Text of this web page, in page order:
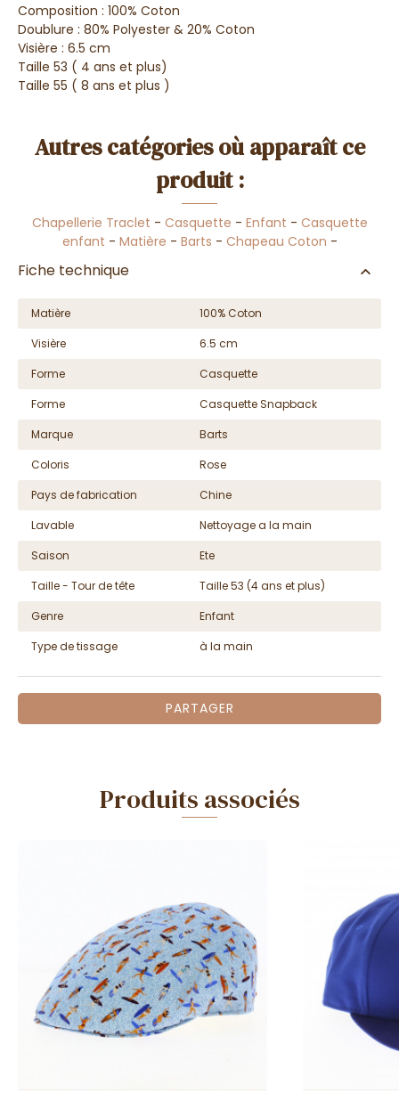
Composition : 100% Coton
Doublure : 80% Polyester & 20% Coton
Visière : 6.5 cm
Taille 53 ( 4 ans et plus)
Taille 55 ( 8 ans et plus )
Autres catégories où apparaît ce
produit :
Chapellerie Traclet - Casquette - Enfant - Casquette
enfant - Matière - Barts - Chapeau Coton -
Fiche technique
Matière
100% Coton
Visière
6.5 cm
Forme
Casquette
Forme
Casquette Snapback
Marque
Barts
Coloris
Rose
Pays de fabrication
Chine
Lavable
Nettoyage a la main
Saison
Ete
Taille - Tour de tête
Taille 53 (4 ans et plus)
Genre
Enfant
Type de tissage
à la main
PARTAGER
Produits associés